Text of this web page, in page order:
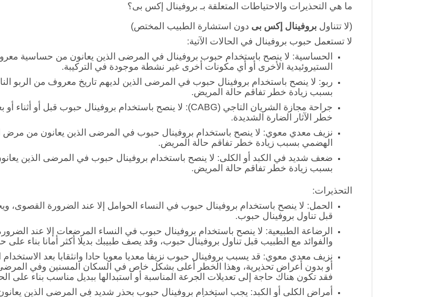
ما هي التحذيرات والاحتياطات المتعلقة بـ بروفينال إكس بى؟
(لا تتناول
بروفينال إكس بىدون استشارة الطبيب المختص)
لا تستعمل حبوب بروفينال في الحالات الآتية:
الحساسية: لا ينصح باستخدام حبوب بروفينال في المرضى الذين يعانون من حساسية معروفة
الستيروئيدية الأخرى أو أي مكونات أخرى غير نشطة موجودة في التركيبة.
ربو: لا ينصح باستخدام بروفينال حبوب في المرضى الذين لديهم تاريخ معروف من الربو
بسبب زيادة خطر تفاقم حالة المريض.
خطر الآثار الضارة الشديدة.
نزيف معدي معوي: لا ينصح باستخدام بروفينال حبوب في المرضى الذين يعانون من مرض
الهضمي بسبب زيادة خطر تفاقم حالة المريض.
ضعف شديد في الكبد أو الكلى: لا ينصح باستخدام بروفينال حبوب في المرضى الذين
التحذيرات:
الحمل: لا ينصح باستخدام بروفينال حبوب في النساء الحوامل إلا عند الضرورة القصوى،
قبل تناول بروفينال حبوب.
الرضاعة الطبيعية: لا ينصح باستخدام بروفينال حبوب في النساء المرضعات إلا عند
والفوائد مع الطبيب قبل تناول بروفينال حبوب، وقد يصف طبيبك بديلا أكثر أمانا بناء على
نزيف معدي معوي: قد يسبب بروفينال حبوب نزيفا معديا معويا حادا وانثقابا بعد
أو بدون أعراض تحذيرية، وهذا الخطر أعلى بشكل خاص في السكان المسنين وفي المرضى
فقد تكون هناك حاجة إلى تعديلات الجرعة المناسبة أو استبدالها ببديل مناسب بناء على